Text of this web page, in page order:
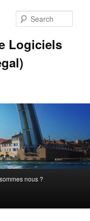
Logiciels
nous ?